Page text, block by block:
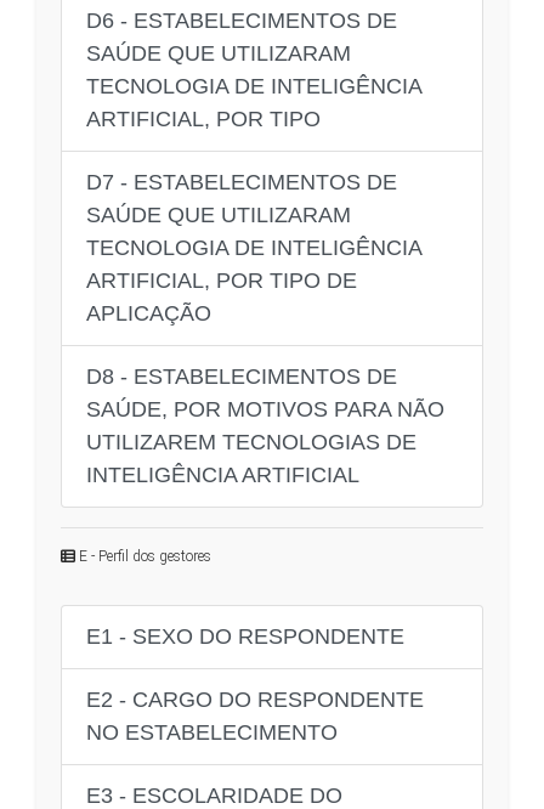
D6 - ESTABELECIMENTOS DE
SAÚDE QUE UTILIZARAM
TECNOLOGIA DE INTELIGÊNCIA
ARTIFICIAL, POR TIPO
D7 - ESTABELECIMENTOS DE
SAÚDE QUE UTILIZARAM
TECNOLOGIA DE INTELIGÊNCIA
ARTIFICIAL, POR TIPO DE
APLICAÇÃO
D8 - ESTABELECIMENTOS DE
SAÚDE, POR MOTIVOS PARA NÃO
UTILIZAREM TECNOLOGIAS DE
INTELIGÊNCIA ARTIFICIAL
E - Perfil dos gestores
E1 - SEXO DO RESPONDENTE
E2 - CARGO DO RESPONDENTE
NO ESTABELECIMENTO
E3 - ESCOLARIDADE DO